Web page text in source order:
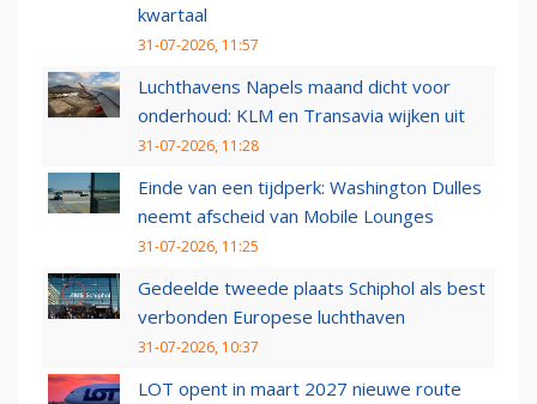
kwartaal
31-07-2026, 11:57
Luchthavens Napels maand dicht voor
onderhoud: KLM en Transavia wijken uit
31-07-2026, 11:28
Einde van een tijdperk: Washington Dulles
neemt afscheid van Mobile Lounges
31-07-2026, 11:25
Gedeelde tweede plaats Schiphol als best
verbonden Europese luchthaven
31-07-2026, 10:37
LOT opent in maart 2027 nieuwe route